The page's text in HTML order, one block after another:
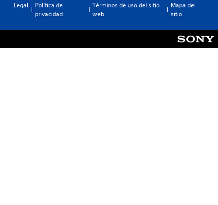
Legal
Política de
privacidad
Términos de uso del sitio
web
Mapa del
sitio